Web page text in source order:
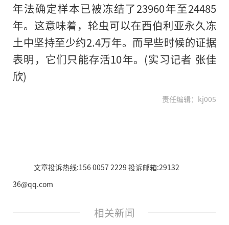
年法确定样本已被冻结了23960年至24485
年。这意味着，轮虫可以在西伯利亚永久冻
土中坚持至少约2.4万年。而早些时候的证据
表明，它们只能存活10年。(实习记者 张佳
欣)
责任编辑：kj005
文章投诉热线:156 0057 2229 投诉邮箱:29132
36@qq.com
相关新闻